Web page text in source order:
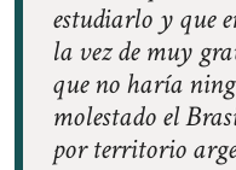
estudiarlo y que
la vez de muy
que no haría
molestado el
por territorio